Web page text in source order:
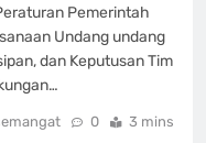
Pemerintah
Undang undang
dan Keputusan Tim
0 3 mins